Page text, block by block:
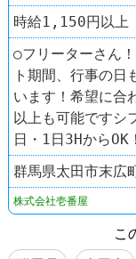
時給1,150円以上
○フリーターさん
ト期間、行事の
います！希望に合
以上も可能ですシ
日・1日3HからOK
群馬県太田市末
株式会社壱番屋
こ